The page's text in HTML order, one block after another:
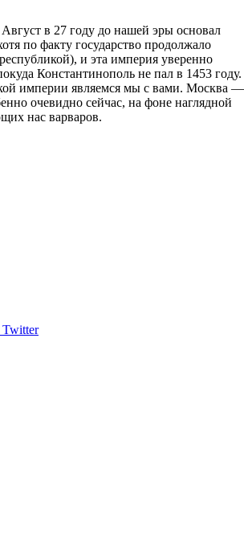
в 27 году до нашей эры основал
по факту государство продолжало
и эта империя уверенно
Константинополь не пал в 1453 году.
империи являемся мы с вами. Москва —
очевидно сейчас, на фоне наглядной
нас варваров.